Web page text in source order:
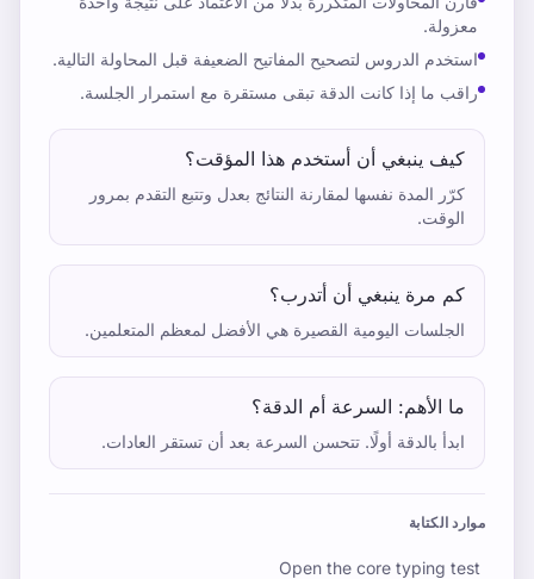
معزولة.
استخدم الدروس لتصحيح المفاتيح الضعيفة قبل المحاولة التالية.
راقب ما إذا كانت الدقة تبقى مستقرة مع استمرار الجلسة.
كيف ينبغي أن أستخدم هذا المؤقت؟
كرّر المدة نفسها لمقارنة النتائج بعدل وتتبع التقدم بمرور
الوقت.
كم مرة ينبغي أن أتدرب؟
الجلسات اليومية القصيرة هي الأفضل لمعظم المتعلمين.
ما الأهم: السرعة أم الدقة؟
ابدأ بالدقة أولًا. تتحسن السرعة بعد أن تستقر العادات.
موارد الكتابة
Open the core typing test